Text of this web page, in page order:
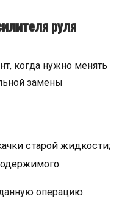
руля
когда нужно менять
замены
старой жидкости;
операцию: